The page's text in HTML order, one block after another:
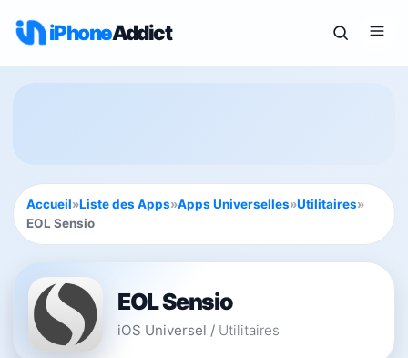
iPhoneAddict
Accueil»Liste des Apps»Apps Universelles»Utilitaires»
EOL Sensio
EOL Sensio
iOS Universel / Utilitaires